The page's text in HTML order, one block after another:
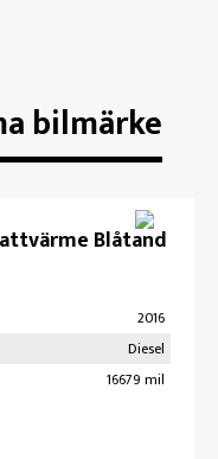
bilmärke
Blåtand
2016
Diesel
16679 mil